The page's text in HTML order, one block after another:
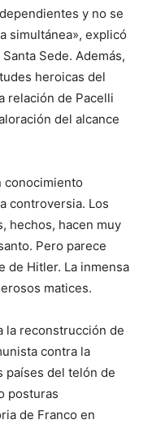
y no se
simultánea», explicó
Sede. Además,
heroicas del
relación de Pacelli
del alcance
conocimiento
controversia. Los
hechos, hacen muy
Pero parece
de Hitler. La inmensa
matices.
la reconstrucción de
contra la
países del telón de
posturas
de Franco en